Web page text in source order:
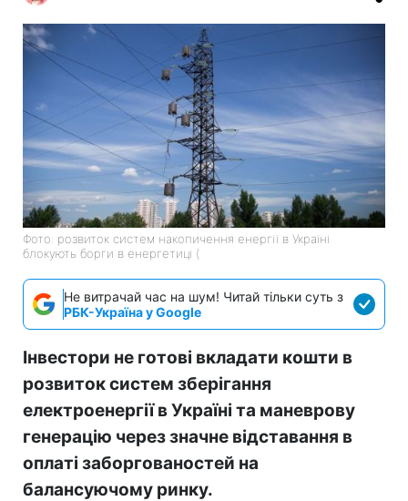
Фото: розвиток систем накопичення енергії в Україні
блокують борги в енергетиці (
Не витрачай час на шум! Читай тільки суть з
РБК-Україна у Google
Інвестори не готові вкладати кошти в
розвиток систем зберігання
електроенергії в Україні та маневрову
генерацію через значне відставання в
оплаті заборгованостей на
балансуючому ринку.